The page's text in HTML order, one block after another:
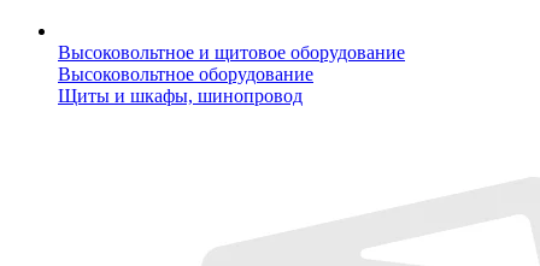
Высоковольтное и щитовое оборудование
Высоковольтное оборудование
Щиты и шкафы, шинопровод